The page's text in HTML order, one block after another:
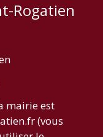
Rogatien
mairie est
(vous